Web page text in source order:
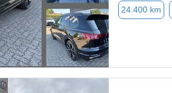
24.400 km